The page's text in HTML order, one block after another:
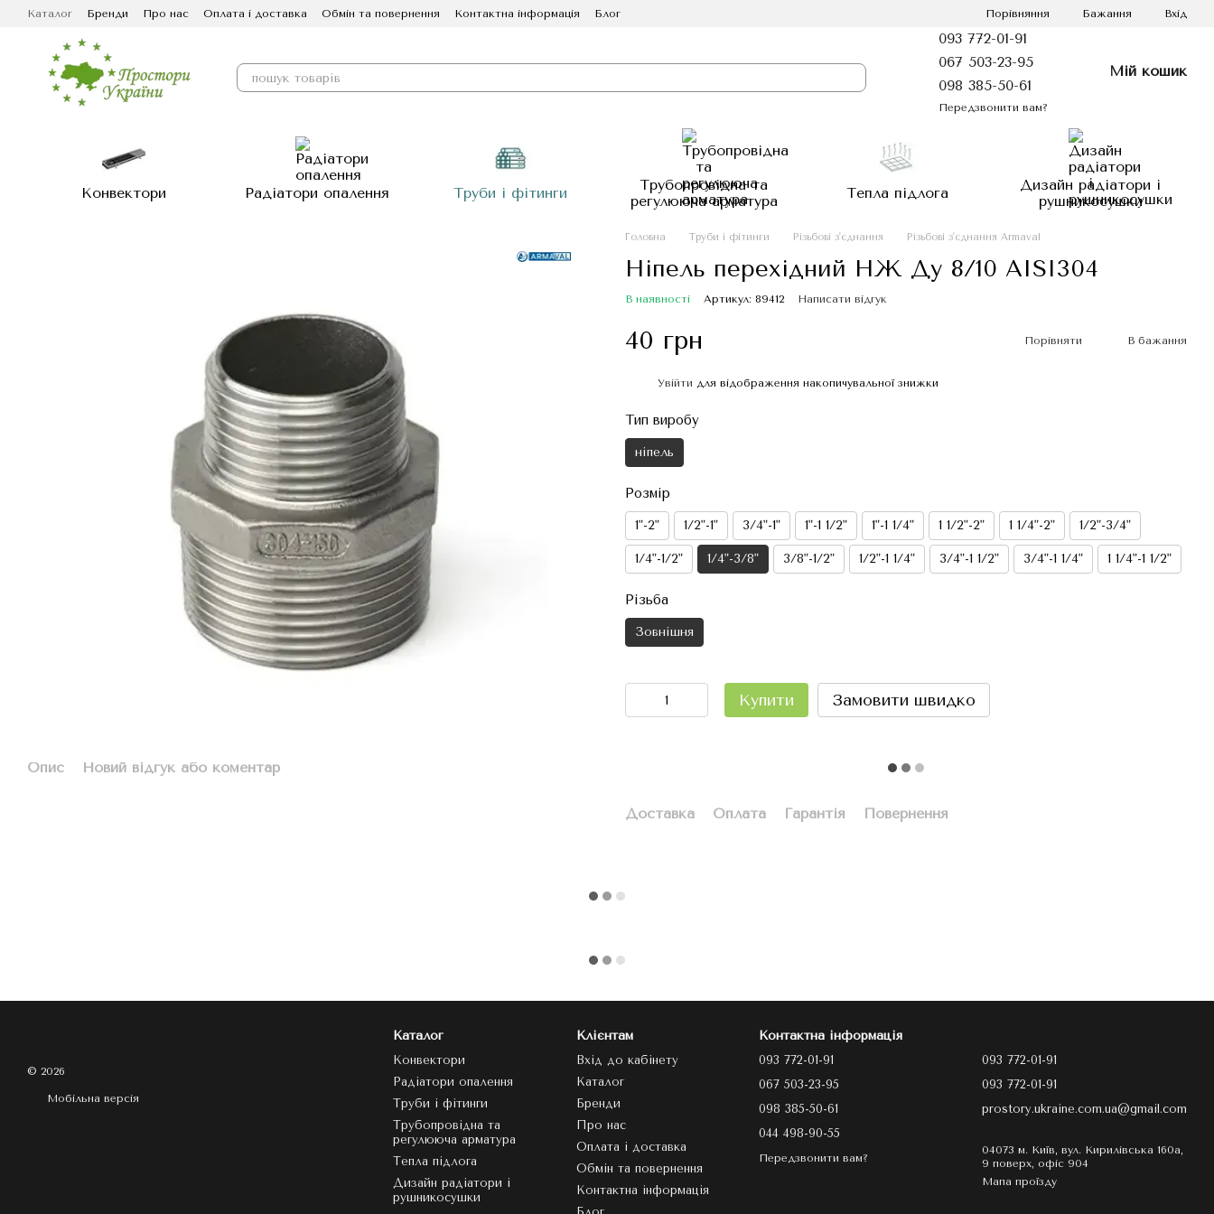
Перейти до основного контенту
Каталог Бренди Про нас Оплата і доставка Обмін та повернення Контактна інформація Блог Порівняння Бажання Вхід
093 772-01-91
067 503-23-95
098 385-50-61
Передзвонити вам?
Мій кошик
Конвектори Радіатори опалення Труби і фітинги
Трубопровідна та
регулююча арматура
Тепла підлога
Дизайн радіатори і
рушникосушки
Опис Новий відгук або коментар
Головна Труби і фітинги Різьбові з'єднання Різьбові з'єднання Armaval
Ніпель перехідний НЖ Ду 8/10 AISI304
В наявності Артикул: 89412 Написати відгук
40 грн Порівняти В бажання
Увійти для відображення накопичувальної знижки
Тип виробу
ніпель
Розмір
1"-2" 1/2"-1" 3/4"-1" 1"-1 1/2" 1"-1 1/4" 1 1/2"-2" 1 1/4"-2" 1/2"-3/4"
1/4"-1/2" 1/4"-3/8" 3/8"-1/2" 1/2"-1 1/4" 3/4"-1 1/2" 3/4"-1 1/4" 1 1/4"-1 1/2"
Різьба
Зовнішня
Купити Замовити швидко
Доставка Оплата Гарантія Повернення
© 2026
Мобільна версія
Каталог
Конвектори
Радіатори опалення
Труби і фітинги
Трубопровідна та
регулююча арматура
Тепла підлога
Дизайн радіатори і
рушникосушки
Клієнтам
Вхід до кабінету
Каталог
Бренди
Про нас
Оплата і доставка
Обмін та повернення
Контактна інформація
Контактна інформація
093 772-01-91
067 503-23-95
098 385-50-61
044 498-90-55
Передзвонити вам?
093 772-01-91
093 772-01-91
prostory.ukraine.com.ua@gmail.com
04073 м. Київ, вул. Кирилівська 160а,
9 поверх, офіс 904
Мапа проїзду